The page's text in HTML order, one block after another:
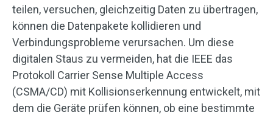
teilen, versuchen, gleichzeitig Daten zu übertragen,
können die Datenpakete kollidieren und
Verbindungsprobleme verursachen. Um diese
digitalen Staus zu vermeiden, hat die IEEE das
Protokoll Carrier Sense Multiple Access
(CSMA/CD) mit Kollisionserkennung entwickelt, mit
dem die Geräte prüfen können, ob eine bestimmte